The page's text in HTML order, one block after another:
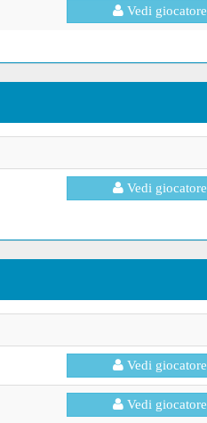
Vedi giocatore
Vedi giocatore
Vedi giocatore
Vedi giocatore